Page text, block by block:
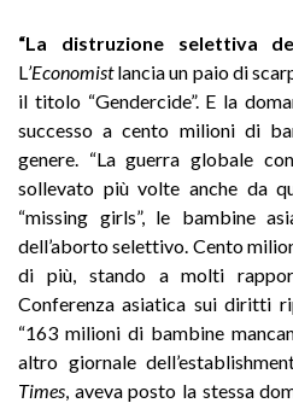
“La distruzione selettiva
L ’Economistlancia un paio di
il titolo “Gendercide”. E la
successo a cento milioni di
genere. “La guerra globale
sollevato più volte anche da
“missing girls”, le bambine
dell’aborto selettivo. Cento
di più, stando a molti
Conferenza asiatica sui diritti
“163 milioni di bambine
altro giornale
Times , aveva posto la stessa